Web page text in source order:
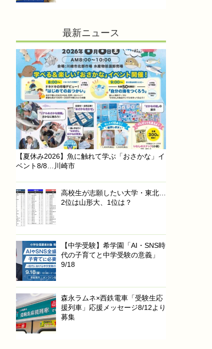
最新ニュース
【夏休み2026】魚に触れて学ぶ「おさかな」イ
ベント8/8…川崎市
高校生が志願したい大学・東北…
2位は山形大、1位は？
【中学受験】希学園「AI・SNS時
代の子育てと中学受験の意義」
9/18
森永ラムネ×西鉄電車「受験生応
援列車」応援メッセージ8/12より
募集